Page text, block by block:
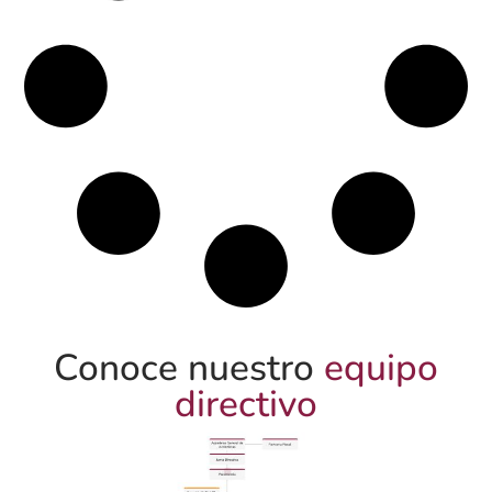
Telecom y Teleasociadas
Primeros negocios de liquidación empresarial,
TELECOM y TELEASOCIADAS. Creación de
fondo común especial ahora denominado
Cartera Colectiva Efectivo a Plazos. Creación de
nuevos productos de fiducia de inversión.
2004
Liquidación Inravisión
Conoce nuestro equipo
directivo